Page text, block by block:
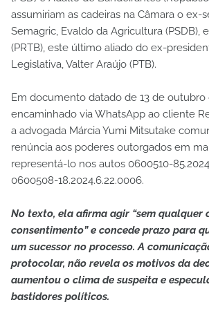
assumiriam as cadeiras na Câmara o ex-
Semagric, Evaldo da Agricultura (PSDB),
(PRTB), este último aliado do ex-
Legislativa, Valter Araújo (PTB).
Em documento datado de 13 de outubro
encaminhado via WhatsApp ao cliente
a advogada Márcia Yumi Mitsutake
renúncia aos poderes outorgados em
representá-lo nos autos 0600510-
0600508-18.2024.6.22.0006.
No texto, ela afirma agir “sem qualquer
consentimento” e concede prazo para
um sucessor no processo. A
protocolar, não revela os motivos da
aumentou o clima de suspeita e
bastidores políticos.